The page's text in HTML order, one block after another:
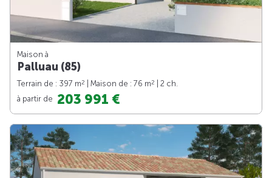
Maison à
Palluau (85)
Terrain de : 397 m2 | Maison de : 76 m2
| 2 ch.
à partir de 203 991 €